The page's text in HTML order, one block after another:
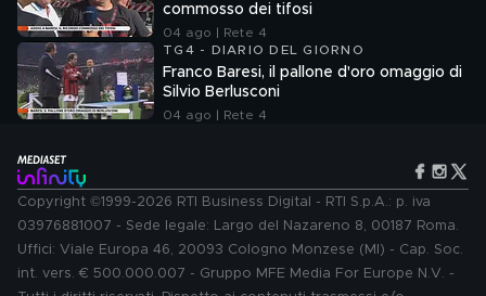
commosso dei tifosi
04 ago | Rete 4
TG4 - DIARIO DEL GIORNO
Franco Baresi, il pallone d'oro omaggio di
Silvio Berlusconi
04 ago | Rete 4
Copyright ©1999-2026 RTI Business Digital - RTI S.p.A.: p. iva
03976881007 - Sede legale: Largo del Nazareno 8, 00187 Roma.
Uffici: Viale Europa 46, 20093 Cologno Monzese (MI) - Cap. Soc.
int. vers. € 500.000.007 - Gruppo MFE Media For Europe N.V. -